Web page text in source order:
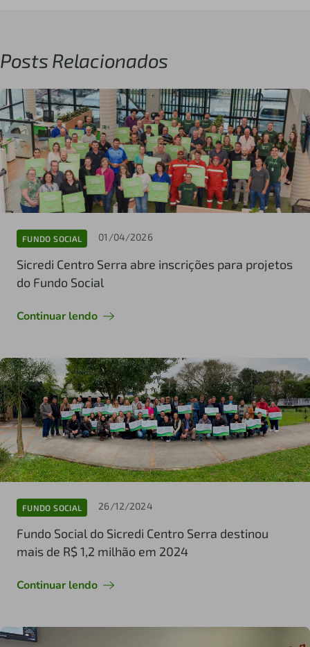
Posts Relacionados
FUNDO SOCIAL 01/04/2026
Sicredi Centro Serra abre inscrições para projetos
do Fundo Social
Continuar lendo
FUNDO SOCIAL 26/12/2024
Fundo Social do Sicredi Centro Serra destinou
mais de R$ 1,2 milhão em 2024
Continuar lendo